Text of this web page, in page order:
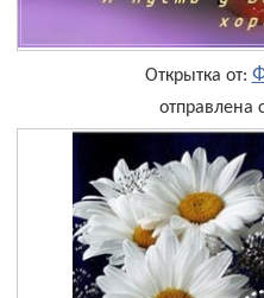
Открытка от:
отправлена